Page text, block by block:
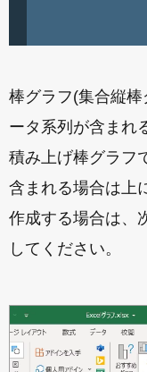
棒グラフ(集合縦
ータ系列が含まれ
積み上げ棒グラフ
含まれる場合は上
作成する場合は、
してください。